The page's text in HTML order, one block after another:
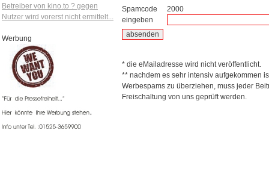
Betreiber von kino.to ? gegen
Nutzer wird vorerst nicht ermittelt...
Werbung
Spamcode
eingeben
2000
* die eMailadresse wird nicht veröffentlicht.
** nachdem es sehr intensiv aufgekommen
Werbespams zu überziehen, muss jeder
Freischaltung von uns geprüft werden.